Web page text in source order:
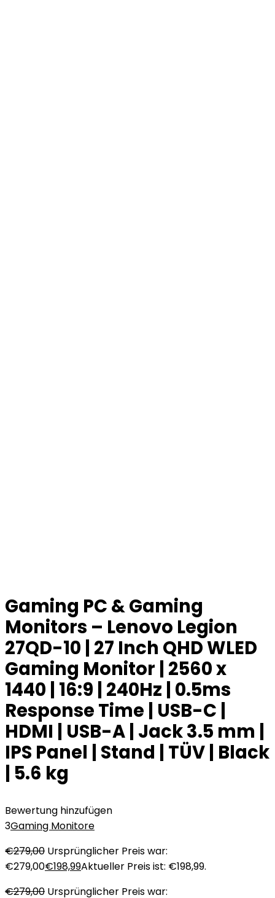
Gaming PC & Gaming
Monitors – Lenovo Legion
27QD-10 | 27 Inch QHD WLED
Gaming Monitor | 2560 x
1440 | 16:9 | 240Hz | 0.5ms
Response Time | USB-C |
HDMI | USB-A | Jack 3.5 mm |
IPS Panel | Stand | TÜV | Black
| 5.6 kg
Bewertung hinzufügen
3Gaming Monitore
€279,00 Ursprünglicher Preis war:
€279,00€198,99Aktueller Preis ist: €198,99.
€279,00 Ursprünglicher Preis war: